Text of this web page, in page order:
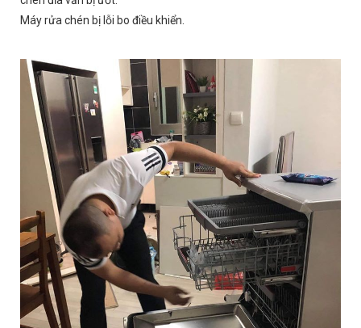
Máy rửa chén bị lỗi bo điều khiển.